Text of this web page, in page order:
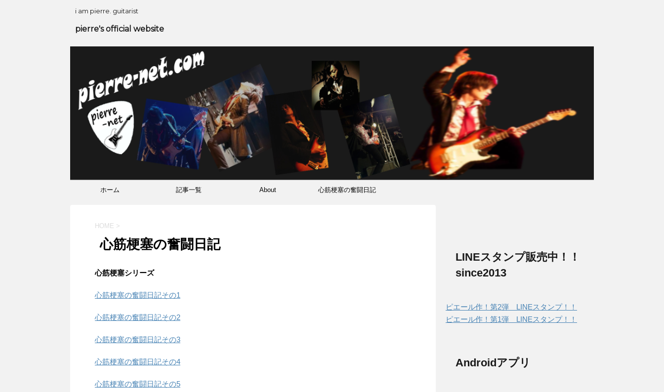
i am pierre. guitarist
pierre's official website
ホーム 記事一覧 About 心筋梗塞の奮闘日記
HOME >
心筋梗塞の奮闘日記
心筋梗塞シリーズ
心筋梗塞の奮闘日記その1
心筋梗塞の奮闘日記その2
心筋梗塞の奮闘日記その3
心筋梗塞の奮闘日記その4
心筋梗塞の奮闘日記その5
LINEスタンプ販売中！！
since2013
ピエール作！第2弾 LINEスタンプ！！
ピエール作！第1弾 LINEスタンプ！！
Androidアプリ